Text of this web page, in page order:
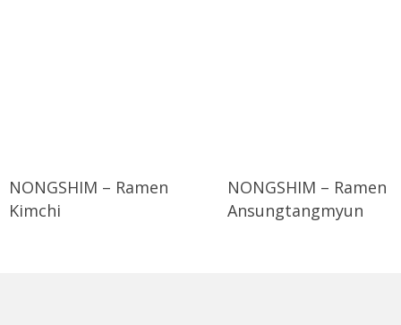
NONGSHIM – Ramen
Kimchi
NONGSHIM – Ramen
Ansungtangmyun